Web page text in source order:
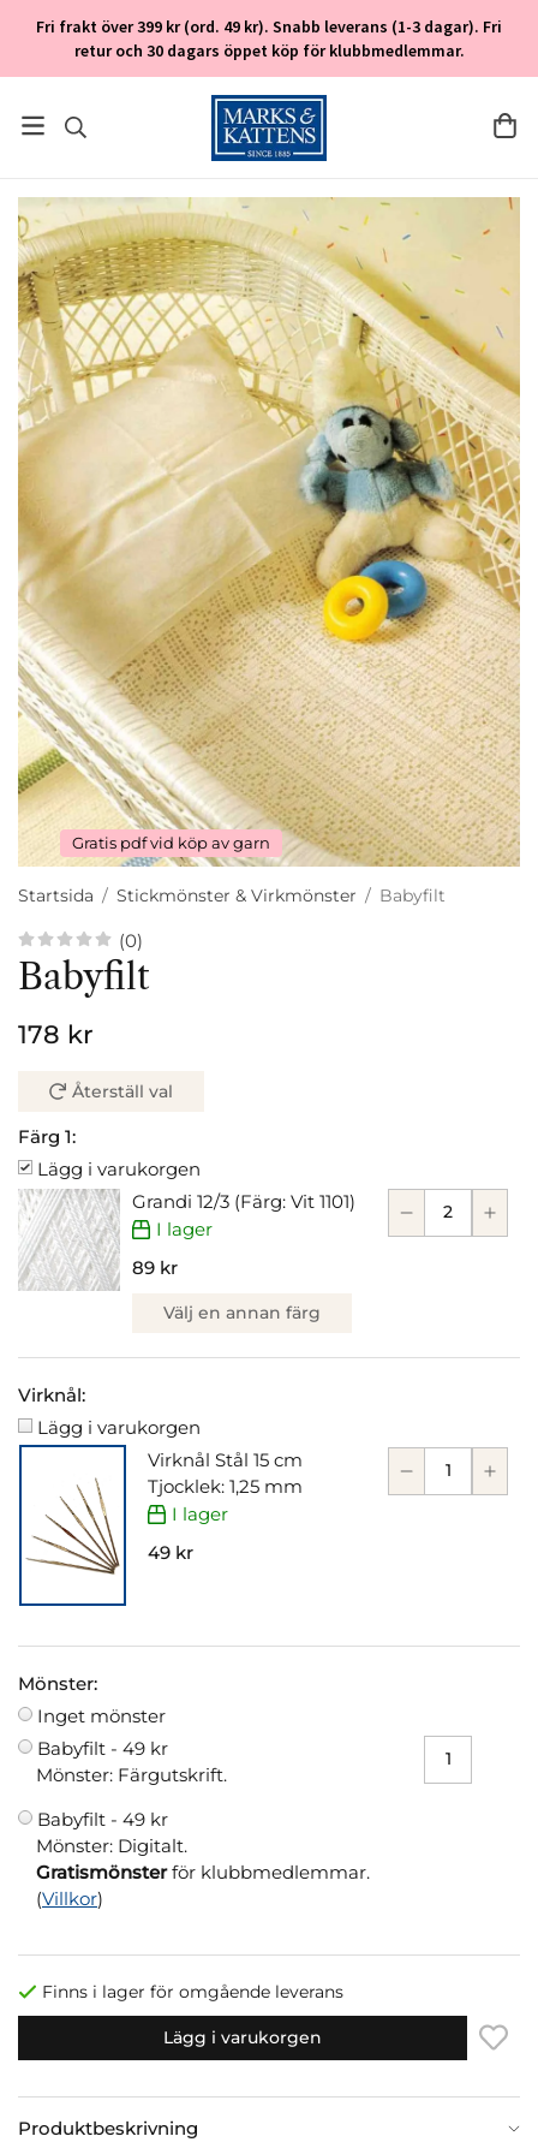
Fri frakt över 399 kr (ord. 49 kr). Snabb leverans (1-3 dagar). Fri
retur och 30 dagars öppet köp för klubbmedlemmar.
Gratis pdf vid köp av garn
Startsida / Stickmönster & Virkmönster / Babyfilt
(0)
Babyfilt
178 kr
Återställ val
Färg 1:
Lägg i varukorgen
Grandi 12/3 (Färg: Vit 1101)
I lager
89 kr
Välj en annan färg
Virknål:
Lägg i varukorgen
Virknål Stål 15 cm
Tjocklek: 1,25 mm
I lager
49 kr
Mönster:
Inget mönster
Babyfilt - 49 kr
Mönster: Färgutskrift.
Babyfilt - 49 kr
Mönster: Digitalt.
Gratismönsterför klubbmedlemmar.
(Villkor)
Finns i lager för omgående leverans
Lägg i varukorgen
Produktbeskrivning